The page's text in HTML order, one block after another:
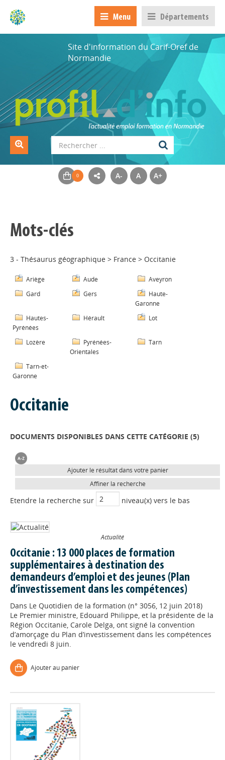
Menu Départements
Site d'information du Carif-Oref de
Normandie
A- A A+
Mots-clés
3 - Thésaurus géographique > France > Occitanie
Ariège Aude
Aveyron
Gard
Gers
Haute-
Garonne
Hautes-
Pyrénées
Hérault Lot
Lozère
Pyrénées-
Orientales
Tarn
Tarn-et-
Garonne
Occitanie
DOCUMENTS DISPONIBLES DANS CETTE CATÉGORIE (5)
Ajouter le résultat dans votre panier
Affiner la recherche
Etendre la recherche sur niveau(x) vers le bas
Actualité
Occitanie : 13 000 places de formation
supplémentaires à destination des
demandeurs d’emploi et des jeunes (Plan
d’investissement dans les compétences)
Dans Le Quotidien de la formation (n° 3056, 12 juin 2018)
Le Premier ministre, Edouard Philippe, et la présidente de la
Région Occitanie, Carole Delga, ont signé la convention
d’amorçage du Plan d’investissement dans les compétences
le vendredi 8 juin.
Ajouter au panier